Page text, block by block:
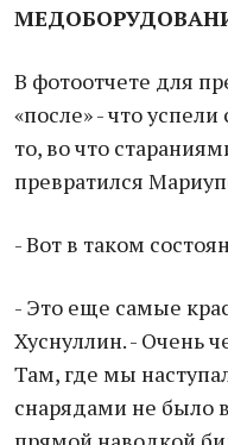
В фотоотчете для
«после» - что
то, во что
превратился
- Вот в таком
- Это еще самые
Хуснуллин. - Очень
Там, где мы
снарядами не было